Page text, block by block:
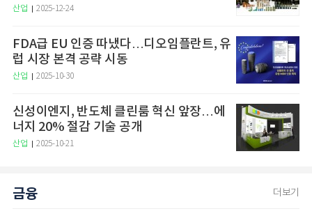
산업 2025-12-24
FDA급 EU 인증 따냈다…디오임플란트, 유
럽 시장 본격 공략 시동
산업 2025-10-30
신성이엔지, 반도체 클린룸 혁신 앞장…에
너지 20% 절감 기술 공개
산업 2025-10-21
금융 더보기